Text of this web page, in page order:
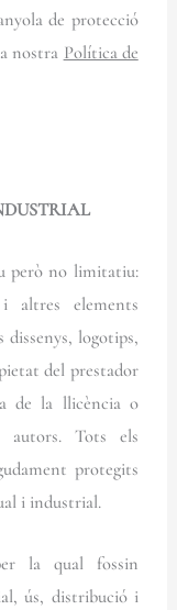
de protecció
nostra Política de
però no limitatiu:
altres elements
dissenys, logotips,
del prestador
de la llicència o
autors. Tots els
protegits
i industrial.
la qual fossin
ús, distribució i